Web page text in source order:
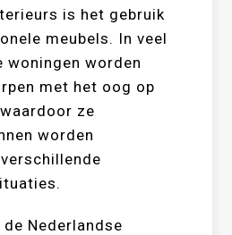
is het gebruik
meubels. In veel
woningen worden
met het oog op
ze
worden
Nederlandse